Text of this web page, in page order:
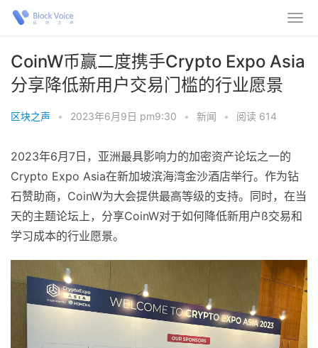
CoinW币赢二度携手Crypto Expo Asia
分享降低新用户交易门槛的行业愿景
区块之声 • 2023年6月9日 pm9:30 • 新闻 • 阅读 614
2023年6月7日，亚洲最具影响力的加密资产论坛之一的
Crypto Expo Asia在新加坡滨海湾金沙酒店举行。作为钻
石赞助商，CoinW为大会提供最高等级的支持。同时，在当
天的主题论坛上，分享CoinW对于如何降低新用户ß交易和
学习成本的行业愿景。